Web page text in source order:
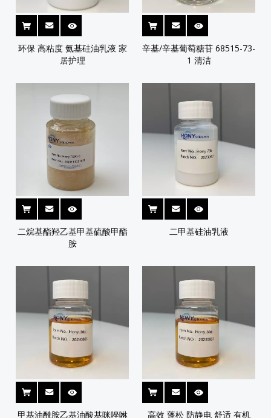
环保 高粘度 氨基硅油乳液 家
居护理
辛基/辛基葡萄糖苷 68515-73-
1 清洁
二烷基酯羟乙基甲基硫酸甲酯
胺
二甲基硅油乳液
甲基油酰胺乙基油酸基咪唑啉
高效 蓬松 防静电 舒适 有机